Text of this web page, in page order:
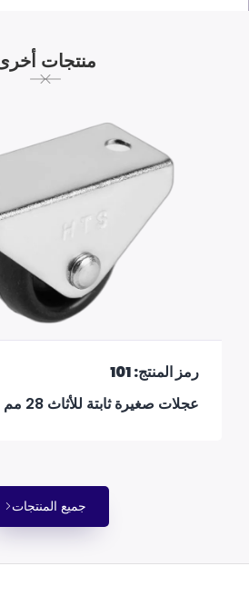
منتجات
رمز المنتج: 101
عجلات صغيرة ثابتة للأثاث 28 مم
جميع المنتجات